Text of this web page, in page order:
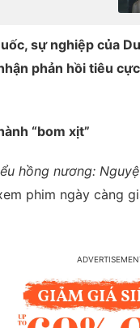
sự nghiệp của
phản hồi tiêu
“bom xịt”
hồng nương:
phim ngày càng